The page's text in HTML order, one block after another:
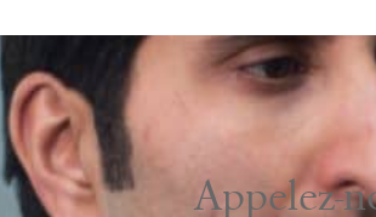
Appelez-